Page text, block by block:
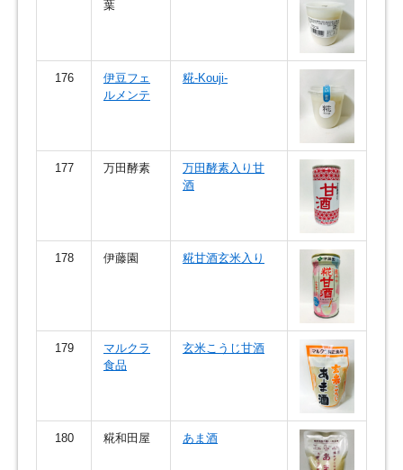
葉
176
伊豆フェ
ルメンテ
糀-Kouji-
177 万田酵素
万田酵素入り甘
酒
178 伊藤園 糀甘酒玄米入り
179
マルクラ
食品
玄米こうじ甘酒
180 糀和田屋 あま酒